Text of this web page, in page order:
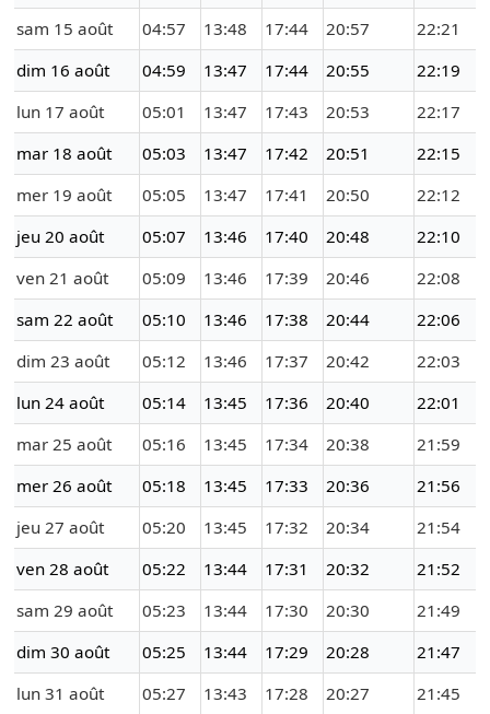
sam 15 août
04:57 13:48 17:44 20:57
22:21
dim 16 août
04:59 13:47 17:44 20:55
22:19
lun 17 août
05:01 13:47 17:43 20:53
22:17
mar 18 août
05:03 13:47 17:42 20:51
22:15
mer 19 août
05:05 13:47 17:41 20:50
22:12
jeu 20 août
05:07 13:46 17:40 20:48
22:10
ven 21 août
05:09 13:46 17:39 20:46
22:08
sam 22 août
05:10 13:46 17:38 20:44
22:06
dim 23 août
05:12 13:46 17:37 20:42
22:03
lun 24 août
05:14 13:45 17:36 20:40
22:01
mar 25 août
05:16 13:45 17:34 20:38
21:59
mer 26 août
05:18 13:45 17:33 20:36
21:56
jeu 27 août
05:20 13:45 17:32 20:34
21:54
ven 28 août
05:22 13:44 17:31 20:32
21:52
sam 29 août
05:23 13:44 17:30 20:30
21:49
dim 30 août
05:25 13:44 17:29 20:28
21:47
lun 31 août
05:27 13:43 17:28 20:27 21:45